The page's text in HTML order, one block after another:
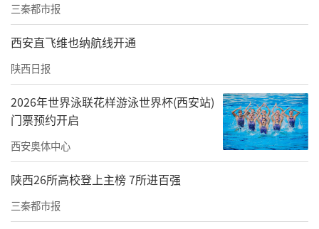
三秦都市报
西安直飞维也纳航线开通
陕西日报
2026年世界泳联花样游泳世界杯(西安站)
门票预约开启
西安奥体中心
陕西26所高校登上主榜 7所进百强
三秦都市报